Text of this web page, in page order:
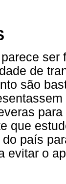
ser
de
são
que
país
evitar o